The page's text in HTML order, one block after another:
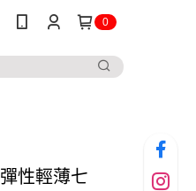
0
性輕薄七